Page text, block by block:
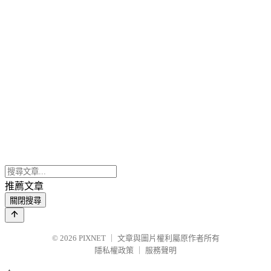
推薦文章
關閉搜尋
© 2026 PIXNET
文章與圖片權利屬原作者所有
隱私權政策
服務聲明